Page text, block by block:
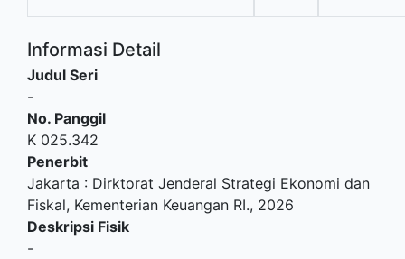
Informasi Detail
Judul Seri
-
No. Panggil
K 025.342
Penerbit
Jakarta : Dirktorat Jenderal Strategi Ekonomi dan
Fiskal, Kementerian Keuangan RI., 2026
Deskripsi Fisik
-